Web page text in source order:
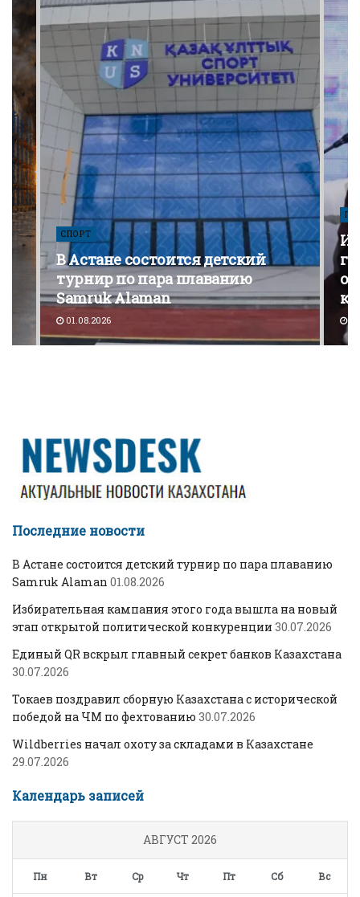
СПОРТ
В Астане состоится детский
турнир по пара плаванию
Samruk Alaman
01.08.2026
Последние новости
В Астане состоится детский турнир по пара плаванию
Samruk Alaman 01.08.2026
Избирательная кампания этого года вышла на новый
этап открытой политической конкуренции 30.07.2026
Единый QR вскрыл главный секрет банков Казахстана
30.07.2026
Токаев поздравил сборную Казахстана с исторической
победой на ЧМ по фехтованию 30.07.2026
Wildberries начал охоту за складами в Казахстане
29.07.2026
Календарь записей
АВГУСТ 2026
Пн Вт Ср Чт Пт Сб Вс